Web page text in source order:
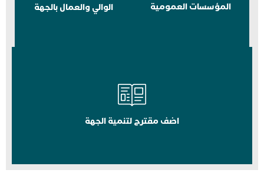
المؤسسات العمومية الوالي والعمال بالجهة
اضف مقترح لتنمية الجهة